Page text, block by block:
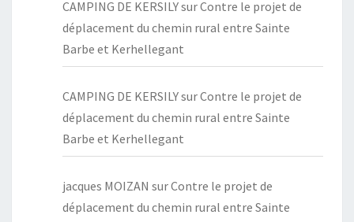
CAMPING DE KERSILYsurContre le projet de
déplacement du chemin rural entre Sainte
Barbe et Kerhellegant
CAMPING DE KERSILYsurContre le projet de
déplacement du chemin rural entre Sainte
Barbe et Kerhellegant
jacques MOIZAN surContre le projet de
déplacement du chemin rural entre Sainte